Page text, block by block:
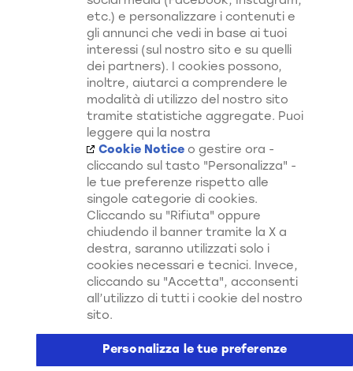
Shampoo Aloe Vera
Shampoo Liscio
Shampoo Ricci Da
Sogno
Shampoo Bye Bye
Crespo
Scopri di Più su Tutti i Nostri
etc.) e personalizzare i contenuti e
gli annunci che vedi in base ai tuoi
interessi (sul nostro sito e su quelli
dei partners). I cookies possono,
inoltre, aiutarci a comprendere le
modalità di utilizzo del nostro sito
tramite statistiche aggregate. Puoi
leggere qui la nostra
Cookie Notice o gestire ora -
cliccando sul tasto "Personalizza" -
le tue preferenze rispetto alle
singole categorie di cookies.
Cliccando su "Rifiuta" oppure
chiudendo il banner tramite la X a
destra, saranno utilizzati solo i
cookies necessari e tecnici. Invece,
cliccando su "Accetta", acconsenti
all’utilizzo di tutti i cookie del nostro
sito.
Personalizza le tue preferenze